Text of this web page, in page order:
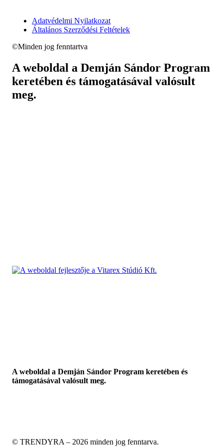
Adatvédelmi Nyilatkozat
Általános Szerződési Feltételek
©Minden jog fenntartva
A weboldal a Demján Sándor Program
keretében és támogatásával valósult
meg.
A weboldal a Demján Sándor Program keretében és
támogatásával valósult meg.
© TRENDYRA – 2026 minden jog fenntarva.